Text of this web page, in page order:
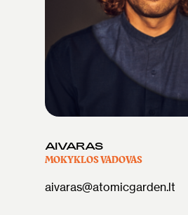
AIVARAS
MOKYKLOS VADOVAS
aivaras@atomicgarden.lt